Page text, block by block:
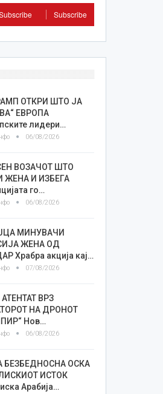
Subscribe
ОТКРИ ШТО ЈА
ЕВРОПА
лидери…
06/08/2026
ВОЗАЧОТ ШТО
ЖЕНА И ИЗБЕГА
го…
06/08/2026
МИНУВАЧИ
ЖЕНА ОД
Храбра акција кај…
07/08/2026
АТЕНТАТ ВРЗ
НА ДРОНОТ
Нов…
06/08/2026
БЕЗБЕДНОСНА ОСКА
ИСТОК
Арабија…